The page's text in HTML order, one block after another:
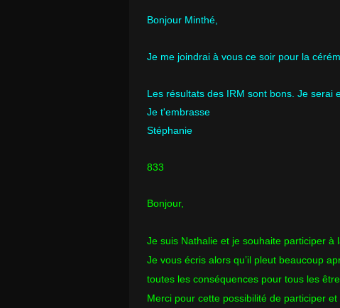
Bonjour Minthé,
Je me joindrai à vous ce soir pour la
Les résultats des IRM sont bons. Je serai
Je t'embrasse
Stéphanie
833
Bonjour,
Je suis Nathalie et je souhaite participer à
Je vous écris alors qu’il pleut beaucoup
toutes les conséquences pour tous les
Merci pour cette possibilité de participer et